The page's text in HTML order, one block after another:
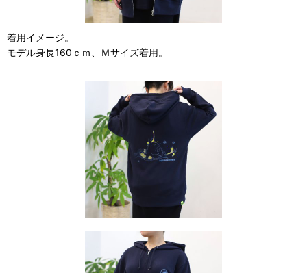
着用イメージ。
モデル身長160ｃｍ、Ｍサイズ着用。